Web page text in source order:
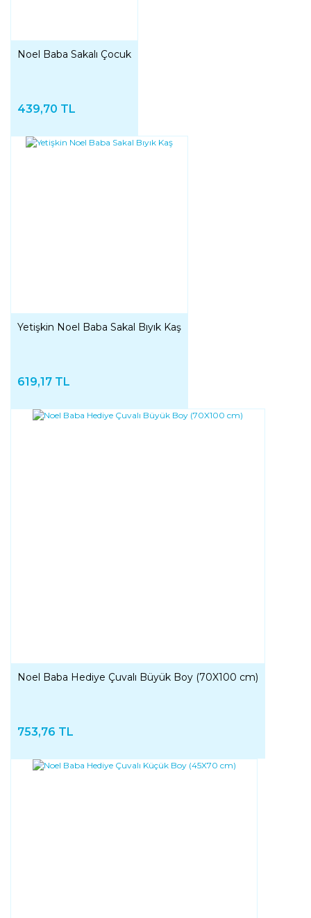
Noel Baba Sakalı Çocuk
439,70 TL
Yetişkin Noel Baba Sakal Bıyık Kaş
619,17 TL
Noel Baba Hediye Çuvalı Büyük Boy (70X100 cm)
753,76 TL